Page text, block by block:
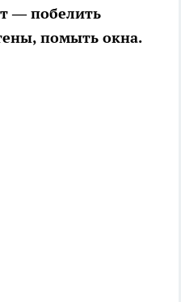
— побелить
помыть окна.